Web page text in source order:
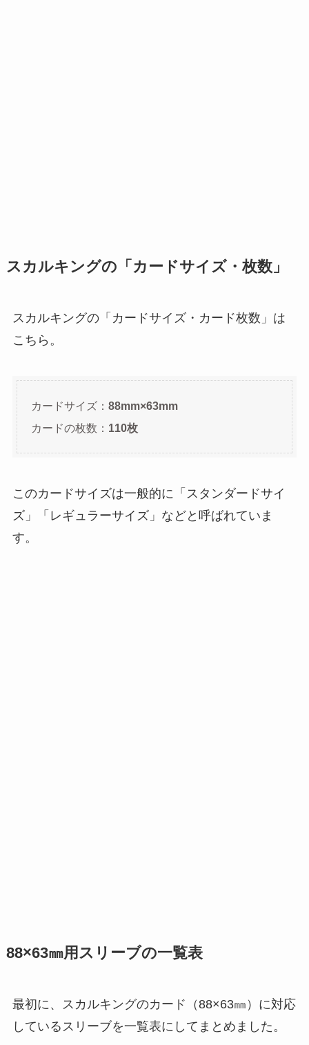
スカルキングの「カードサイズ・枚数」
スカルキングの「カードサイズ・カード枚数」は
こちら。
カードサイズ： 88mm×63mm
カードの枚数： 110枚
このカードサイズは一般的に「スタンダードサイ
ズ」「レギュラーサイズ」などと呼ばれていま
す。
88×63㎜用スリーブの一覧表
最初に、スカルキングのカード（88×63㎜）に対応
しているスリーブを一覧表にしてまとめました。